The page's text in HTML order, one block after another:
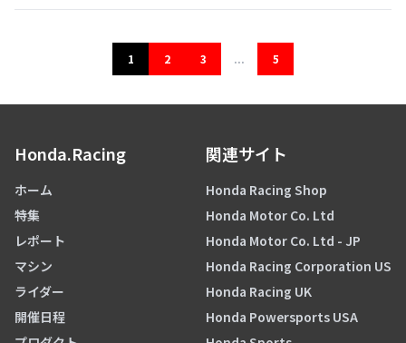
1 2 3 ... 5
Honda.Racing
ホーム
特集
レポート
マシン
ライダー
開催日程
関連サイト
Honda Racing Shop
Honda Motor Co. Ltd
Honda Motor Co. Ltd - JP
Honda Racing Corporation US
Honda Racing UK
Honda Powersports USA